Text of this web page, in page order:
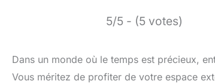
5/5 - (5 votes)
Dans un monde où le temps est précieux,
Vous méritez de profiter de votre espace